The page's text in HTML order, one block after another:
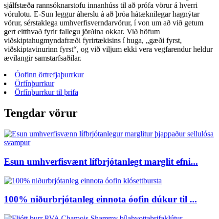
sjálfstæða rannsóknarstofu innanhúss til að prófa vörur á hverri
vörulotu. E-Sun leggur áherslu á að þróa hátæknilegar hagnýtar
vörur, sérstaklega umhverfisverndarvörur, í von um að við getum
gert eitthvað fyrir fallegu jörðina okkar. Við höfum
viðskiptahugmyndafræði fyrirtækisins í huga, „gæði fyrst,
viðskiptavinurinn fyrst“, og við viljum ekki vera vegfarendur heldur
ævilangir samstarfsaðilar.
Óofinn örtrefjaþurrkur
Örfínþurrkur
Örfínþurrkur til þrifa
Tengdar vörur
Esun umhverfisvænt lífbrjótanlegt marglit efni...
100% niðurbrjótanleg einnota óofin dúkur til ...